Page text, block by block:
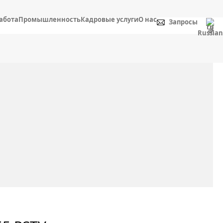
ПромышленностьКадровые услугиО нас
Запросы
Russian